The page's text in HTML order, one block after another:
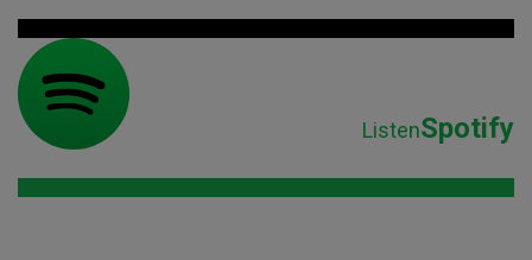
ListenSpotify